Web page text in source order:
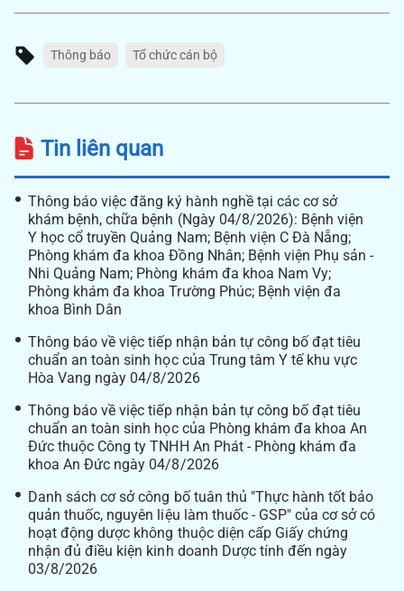
Thông báo Tổ chức cán bộ
Tin liên quan
Thông báo việc đăng ký hành nghề tại các cơ sở
khám bệnh, chữa bệnh (Ngày 04/8/2026): Bệnh viện
Y học cổ truyền Quảng Nam; Bệnh viện C Đà Nẵng;
Phòng khám đa khoa Đồng Nhân; Bệnh viện Phụ sản -
Nhi Quảng Nam; Phòng khám đa khoa Nam Vy;
Phòng khám đa khoa Trường Phúc; Bệnh viện đa
khoa Bình Dân
Thông báo về việc tiếp nhận bản tự công bố đạt tiêu
chuẩn an toàn sinh học của Trung tâm Y tế khu vực
Hòa Vang ngày 04/8/2026
Thông báo về việc tiếp nhận bản tự công bố đạt tiêu
chuẩn an toàn sinh học của Phòng khám đa khoa An
Đức thuộc Công ty TNHH An Phát - Phòng khám đa
khoa An Đức ngày 04/8/2026
Danh sách cơ sở công bố tuân thủ "Thực hành tốt bảo
quản thuốc, nguyên liệu làm thuốc - GSP" của cơ sở có
hoạt động dược không thuộc diện cấp Giấy chứng
nhận đủ điều kiện kinh doanh Dược tính đến ngày
03/8/2026